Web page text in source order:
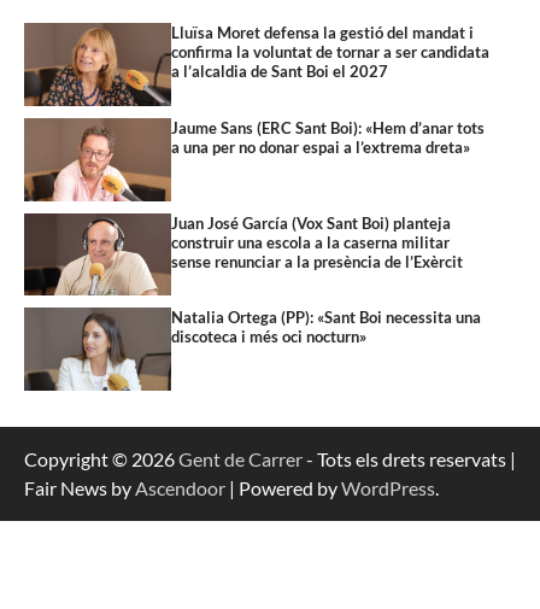
Lluïsa Moret defensa la gestió del mandat i
confirma la voluntat de tornar a ser candidata
a l’alcaldia de Sant Boi el 2027
Jaume Sans (ERC Sant Boi): «Hem d’anar tots
a una per no donar espai a l’extrema dreta»
Juan José García (Vox Sant Boi) planteja
construir una escola a la caserna militar
sense renunciar a la presència de l’Exèrcit
Natalia Ortega (PP): «Sant Boi necessita una
discoteca i més oci nocturn»
Copyright © 2026Gent de Carrer- Tots els drets reservats |
Fair News byAscendoor | Powered byWordPress.